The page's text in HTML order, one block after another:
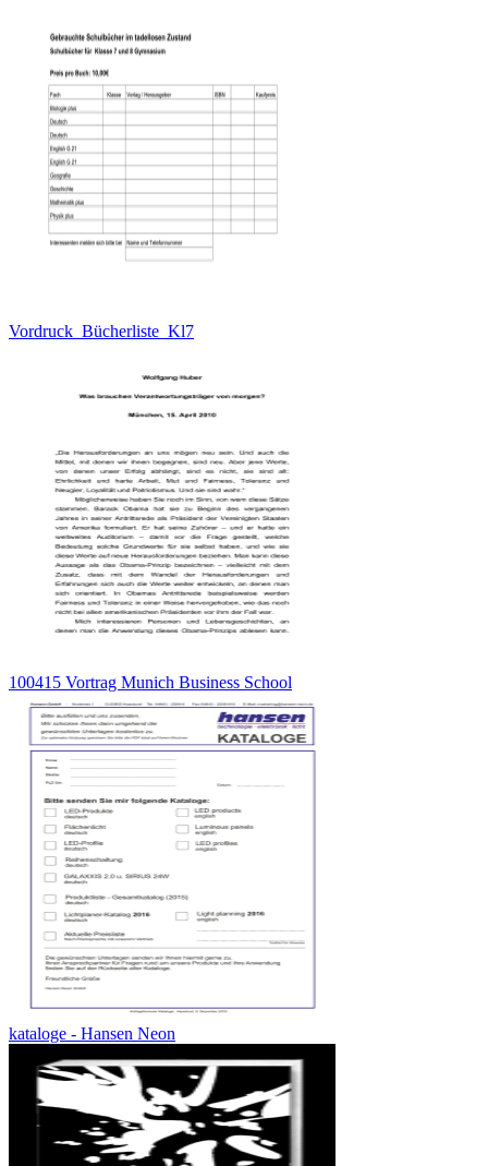
Vordruck_Bücherliste_Kl7
100415 Vortrag Munich Business School
kataloge - Hansen Neon